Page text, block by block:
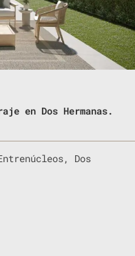
en Dos Hermanas.
Dos